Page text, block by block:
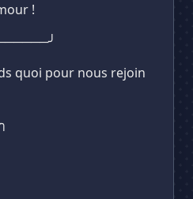
!
quoi pour nous rejoin